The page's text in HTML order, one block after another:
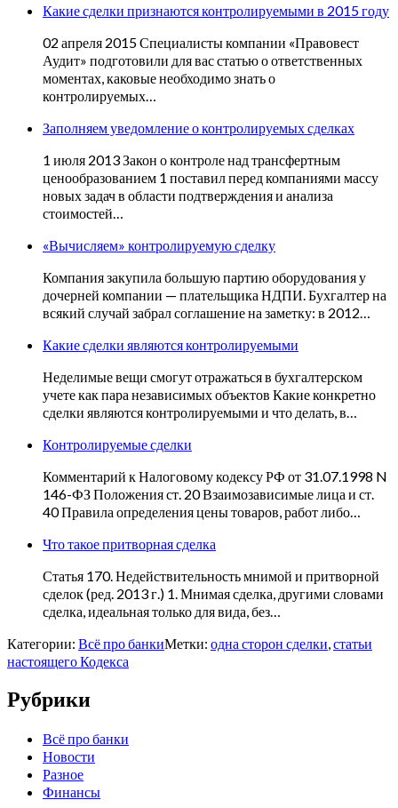
Какие сделки признаются контролируемыми в 2015 году
02 апреля 2015 Специалисты компании «Правовест
Аудит» подготовили для вас статью о ответственных
моментах, каковые необходимо знать о
контролируемых…
Заполняем уведомление о контролируемых сделках
1 июля 2013 Закон о контроле над трансфертным
ценообразованием 1 поставил перед компаниями массу
новых задач в области подтверждения и анализа
стоимостей…
«Вычисляем» контролируемую сделку
Компания закупила большую партию оборудования у
дочерней компании — плательщика НДПИ. Бухгалтер на
всякий случай забрал соглашение на заметку: в 2012…
Какие сделки являются контролируемыми
Неделимые вещи смогут отражаться в бухгалтерском
учете как пара независимых объектов Какие конкретно
сделки являются контролируемыми и что делать, в…
Контролируемые сделки
Комментарий к Налоговому кодексу РФ от 31.07.1998 N
146-ФЗ Положения ст. 20 Взаимозависимые лица и ст.
40 Правила определения цены товаров, работ либо…
Что такое притворная сделка
Статья 170. Недействительность мнимой и притворной
сделок (ред. 2013 г.) 1. Мнимая сделка, другими словами
сделка, идеальная только для вида, без…
Категории: Всё про банкиМетки: одна сторон сделки,статьи
настоящего Кодекса
Рубрики
Всё про банки
Новости
Разное
Финансы